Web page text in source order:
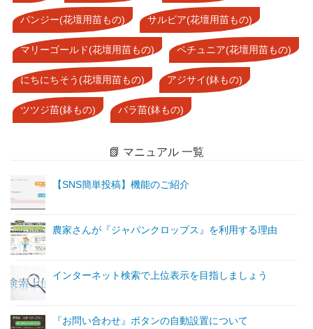
パンジー(花壇用苗もの) サルビア(花壇用苗もの)
マリーゴールド(花壇用苗もの) ペチュニア(花壇用苗もの)
にちにちそう(花壇用苗もの) アジサイ(鉢もの)
ツツジ苗(鉢もの) バラ苗(鉢もの)
📗 マニュアル 一覧
【SNS簡単投稿】機能のご紹介
農家さんが『ジャパンクロップス』を利用する理由
インターネット検索で上位表示を目指しましょう
『お問い合わせ』ボタンの自動設置について